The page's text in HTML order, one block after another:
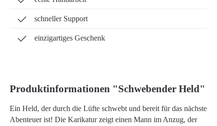
schneller Support
einzigartiges Geschenk
Produktinformationen "Schwebender Held"
Ein Held, der durch die Lüfte schwebt und bereit für das nächste
Abenteuer ist! Die Karikatur zeigt einen Mann im Anzug, der